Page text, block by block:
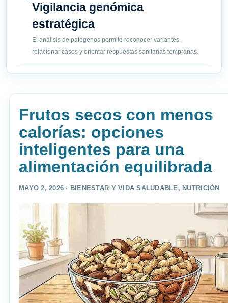
Vigilancia genómica
estratégica
El análisis de patógenos permite reconocer variantes,
relacionar casos y orientar respuestas sanitarias tempranas.
Frutos secos con menos
calorías: opciones
inteligentes para una
alimentación equilibrada
MAYO 2, 2026 · BIENESTAR Y VIDA SALUDABLE, NUTRICIÓN